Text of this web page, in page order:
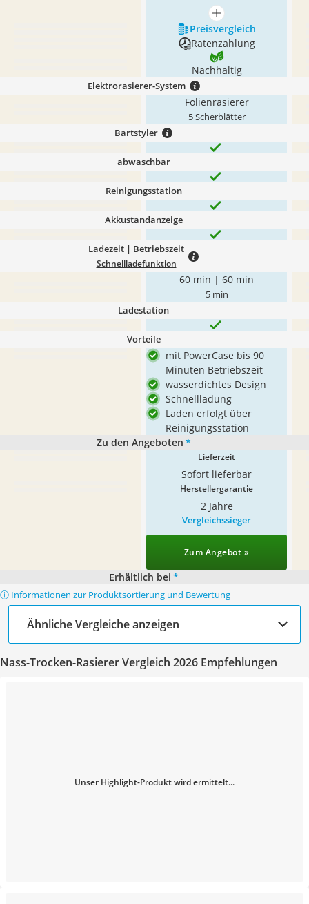
mehr anzeigen
Preis­vergleich
Ratenzahlung
Nachhaltig
Elektrorasierer-System
Folienrasierer
5 Scherblätter
Bartstyler
abwaschbar
Reinigungsstation
Akkustandanzeige
Ladezeit | Betriebszeit
Schnellladefunktion
60 min | 60 min
5 min
Ladestation
Vorteile
mit PowerCase bis 90
Minuten Betriebszeit
wasserdichtes Design
Schnellladung
Laden erfolgt über
Reinigungsstation
Zu den Angeboten *
Lieferzeit
Sofort lieferbar
Herstellergarantie
2 Jahre
Vergleichssieger
Zum Angebot »
Erhältlich bei *
ⓘ Informationen zur Produktsortierung und Bewertung
Ähnliche Vergleiche anzeigen
Nass-Trocken-Rasierer Vergleich 2026 Empfehlungen
Unser Highlight-Produkt wird ermittelt...